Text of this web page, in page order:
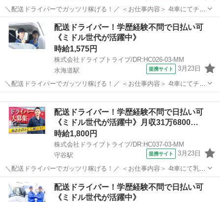
＼配送ドライバーでガッツリ稼げる！／ ＜お仕事内容＞ 4t車にてチル
ド商品のルート配送業務 ■車種・内容：DR:4t ■商品：食品 ■配送先：
センター ■配送件数：3～5件 ＜必須資格＞ 中型免許(8t限定)MT ...
茨城 坂東市 北水海道駅 デリバリー
配送ドライバー！学歴経験不問で日払い可
《ミドル世代が活躍中》
時給1,575円
株式会社ドライブトライブ/DR:HC026-03-MM
水海道駅
提携サイト 3月23日
＼配送ドライバーでガッツリ稼げる！／ ＜お仕事内容＞ 4t車にてチル
ド品の配送業務 ■車種・内容：DR:4t＋作業 ■商品：食品 ■配送先：ド
ラッグストアのセンター ■配送件数：3件 ＜必須資格＞ 中型免許(8t
限定)...
配送ドライバー！学歴経験不問で日払い可
《ミドル世代が活躍中》月収31万6800…
時給1,800円
株式会社ドライブトライブ/DR:HC037-03-MM
守谷駅
提携サイト 3月23日
＼配送ドライバーでガッツリ稼げる！／ ＜お仕事内容＞ 4t車にて乳製
品の配送業務 ■車種・内容：DR:4t＋作業 ■商品：食品 ■配送先：セン
ター ■配送件数：1～2件 ＜必須資格＞ 中型免許(8t限定)MT 派遣...
茨城 守谷市 守谷駅 デリバリー
配送ドライバー！学歴経験不問で日払い可
《ミドル世代が活躍中》